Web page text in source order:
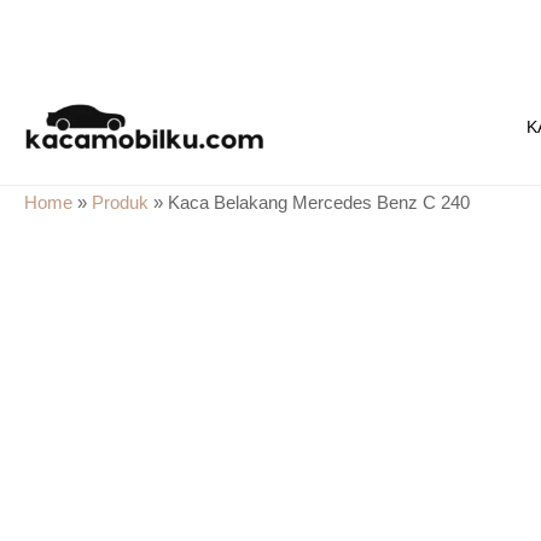
content
Home » Produk » Kaca Belakang Mercedes Benz C 240